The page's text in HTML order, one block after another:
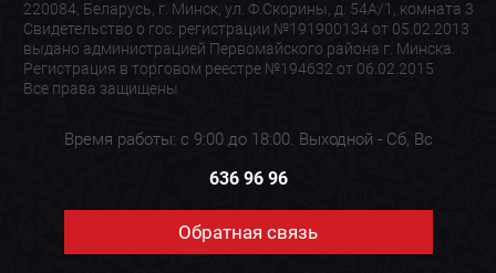
220084, Беларусь, г. Минск, ул. Ф.Скорины, д. 54А/1, комната 3
Свидетельство о гос. регистрации №191900134 от 05.02.2013
выдано администрацией Первомайского района г. Минска.
Регистрация в торговом реестре №194632 от 06.02.2015
Все права защищены
Время работы: с 9:00 до 18:00. Выходной - Сб, Вс
636 96 96
Обратная связь